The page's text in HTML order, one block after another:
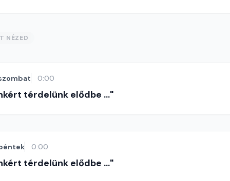
NÉZED
0:00
térdelünk elődbe ..."
0:00
térdelünk elődbe ..."